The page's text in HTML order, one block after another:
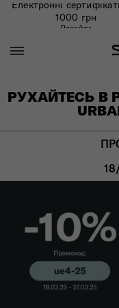
Електронні
1000 грн
Перейти
РУХАЙТЕСЬ В